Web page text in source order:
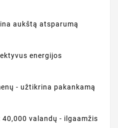
aukštą atsparumą
energijos
- užtikrina pakankamą
valandų - ilgaamžis